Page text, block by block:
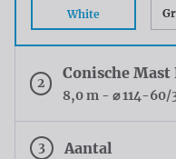
White
2
Conische
8,0 m - ⌀ 114-60/
3 Aantal